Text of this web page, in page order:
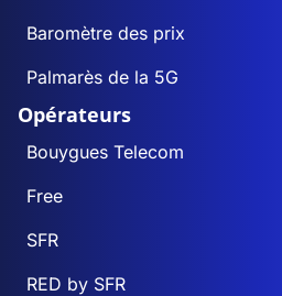
Baromètre des prix
Palmarès de la 5G
Opérateurs
Bouygues Telecom
Free
SFR
RED by SFR